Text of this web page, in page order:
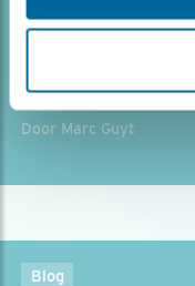
zoveel kolibries en
Door Marc Guyt
Blog